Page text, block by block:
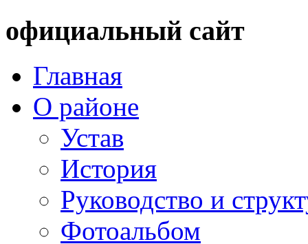
официальный сайт
Главная
О районе
Устав
История
Руководство и
Фотоальбом